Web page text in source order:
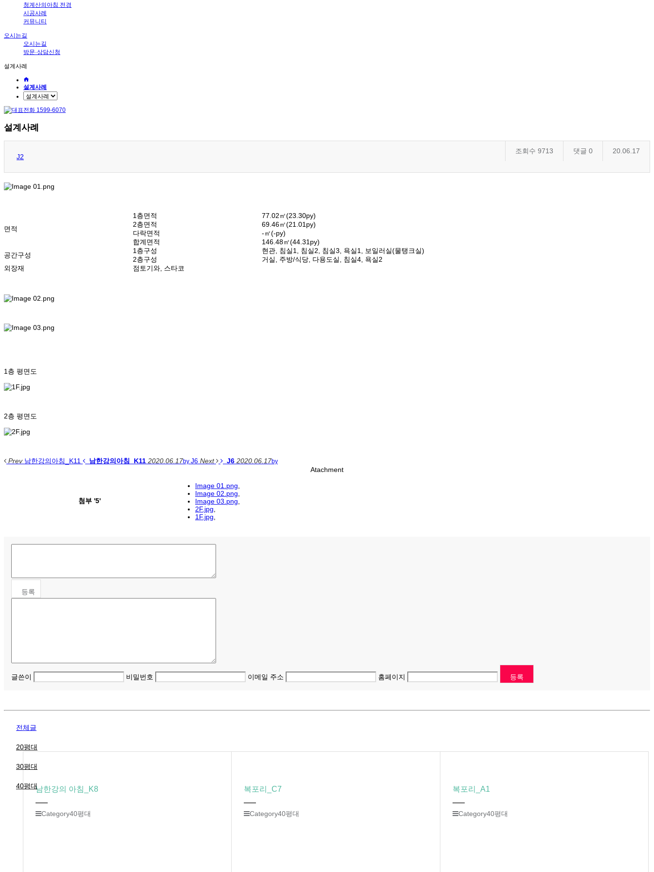
청계산의아침 전경
시공사례
커뮤니티
오시는길
오시는길
방문·상담신청
설계사례
설계사례
설계사례
20.06.17
댓글 0
조회수 9713
J2
면적
1층면적
77.02㎡(23.30py)
2층면적
69.46㎡(21.01py)
다락면적
-㎡(-py)
합계면적
146.48㎡(44.31py)
공간구성
1층구성
현관, 침실1, 침실2, 침실3, 욕실1, 보일러실(물탱크실)
2층구성
거실, 주방/식당, 다용도실, 침실4, 욕실2
외장재
점토기와, 스타코
1층 평면도
2층 평면도
Prev남한강의아침_K11 남한강의아침_K11 2020.06.17by J6 Next J6 2020.06.17by
Atachment
첨부 '5'
Image 01.png,
Image 02.png,
Image 03.png,
2F.jpg,
1F.jpg,
글쓴이 비밀번호 이메일 주소 홈페이지
전체글
20평대
30평대
40평대남한강의 아침_K8
Category40평대
복포리_C7
Category40평대
복포리_A1
Category40평대